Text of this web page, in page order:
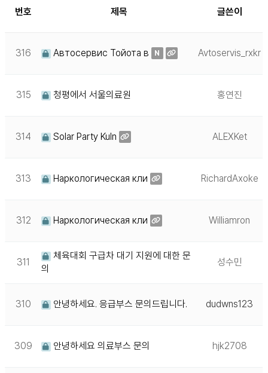
번호 제목 글쓴이
316 Автосервис Тойота в N Avtoservis_rxkr
315 청평에서 서울의료원 홍연진
314 Solar Party Kuln ALEXKet
313 Наркологическая кли RichardAxoke
312 Наркологическая кли Williamron
311
체육대회 구급차 대기 지원에 대한 문
의
성수민
310 안녕하세요. 응급부스 문의드립니다. dudwns123
309 안녕하세요 의료부스 문의 hjk2708